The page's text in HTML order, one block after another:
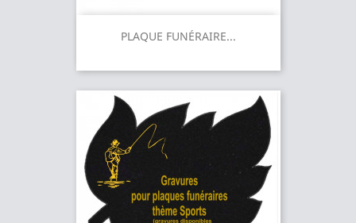
PLAQUE FUNÉRAIRE...